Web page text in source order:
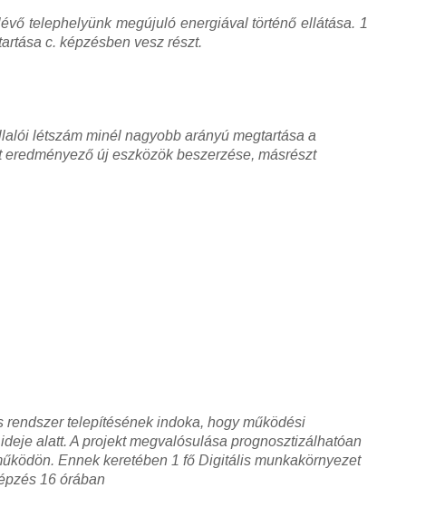
telephelyünk megújuló energiával történő ellátása. 1
c. képzésben vesz részt.
létszám minél nagyobb arányú megtartása a
új eszközök beszerzése, másrészt
rendszer telepítésének indoka, hogy működési
alatt. A projekt megvalósulása prognosztizálhatóan
Ennek keretében 1 fő Digitális munkakörnyezet
16 órában